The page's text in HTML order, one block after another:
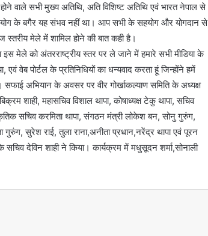
वाले सभी मुख्य अतिथि, अति विशिष्ट अतिथि एवं भारत नेपाल से
के बगैर यह संभव नहीं था। आप सभी के सहयोग और योगदान से
मेले में शामिल होने की बात कही है।
इस मेले को अंतरराष्ट्रीय स्तर पर ले जाने में हमारे सभी मीडिया के
वेब पोर्टल के प्रतिनिधियों का धन्यवाद करता हूं जिन्होंने हमें
अभियान के अवसर पर वीर गोर्खाकल्याण समिति के अध्यक्ष
शाही, महासचिव विशाल थापा, कोषाध्यक्ष टेकु थापा, सचिव
सचिव करमिता थापा, संगठन मंत्री लोकेश बन, सोनु गुरुंग,
गुरुंग, सुरेश राई, तुला राना,अनीता प्रधान,नरेंद्र थापा एवं पूरन
सचिव देविन शाही ने किया। कार्यक्रम में मधुसूदन शर्मा,सोनाली